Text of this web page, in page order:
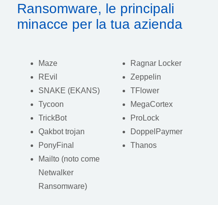
Ransomware, le principali
minacce per la tua azienda
Maze
REvil
SNAKE (EKANS)
Tycoon
TrickBot
Qakbot trojan
PonyFinal
Mailto (noto come
Netwalker
Ransomware)
Ragnar Locker
Zeppelin
TFlower
MegaCortex
ProLock
DoppelPaymer
Thanos